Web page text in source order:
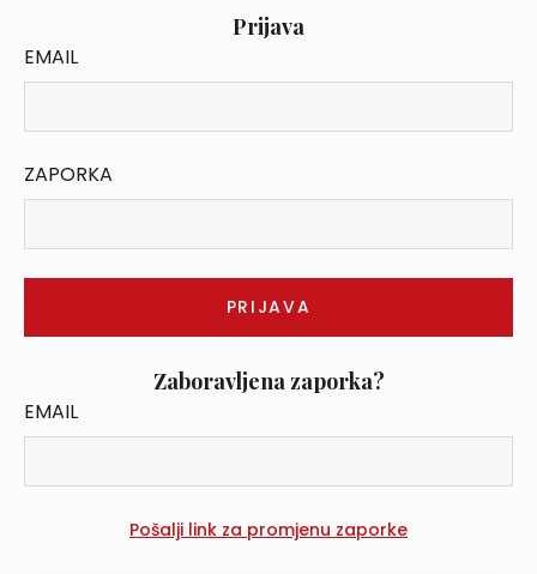
Prijava
EMAIL
ZAPORKA
Zaboravljena zaporka?
EMAIL